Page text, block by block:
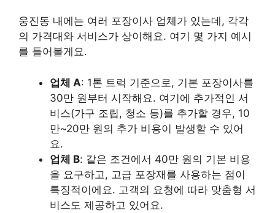
웅진동 내에는 여러 포장이사 업체가 있는데, 각각
의 가격대와 서비스가 상이해요. 여기 몇 가지 예시
를 들어볼게요.
업체 A: 1톤 트럭 기준으로, 기본 포장이사를
30만 원부터 시작해요. 여기에 추가적인 서
비스(가구 조립, 청소 등)를 추가할 경우, 10
만~20만 원의 추가 비용이 발생할 수 있어
요.
업체 B: 같은 조건에서 40만 원의 기본 비용
을 요구하고, 고급 포장재를 사용하는 점이
특징적이에요. 고객의 요청에 따라 맞춤형 서
비스도 제공하고 있어요.